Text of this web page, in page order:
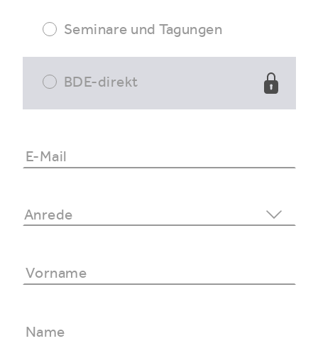
Seminare und Tagungen
BDE-direkt